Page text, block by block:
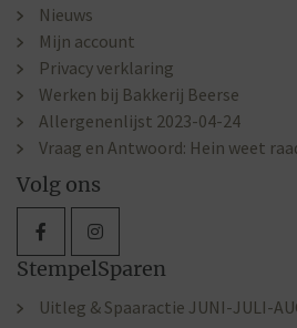
Nieuws
Mijn account
Privacy verklaring
Werken bij Bakkerij Beerse
Allergenenlijst 2023-04-24
Vraag en Antwoord: Hein weet
Volg ons
StempelSparen
Uitleg & Spaaractie JUNI-JULI-